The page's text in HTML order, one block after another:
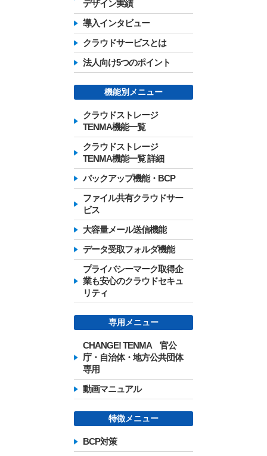
デザイン実績
導入インタビュー
クラウドサービスとは
法人向け5つのポイント
機能別メニュー
クラウドストレージ
TENMA機能一覧
クラウドストレージ
TENMA機能一覧 詳細
バックアップ機能・BCP
ファイル共有クラウドサー
ビス
大容量メール送信機能
データ受取フォルダ機能
プライバシーマーク取得企
業も安心のクラウドセキュ
リティ
専用メニュー
CHANGE! TENMA 官公
庁・自治体・地方公共団体
専用
動画マニュアル
特徴メニュー
BCP対策